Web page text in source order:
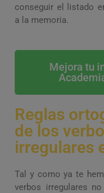
conseguir el listado
a la memoria.
Mejora tu
Reglas
de los
irregulares
Tal y como ya te
verbos irregulares